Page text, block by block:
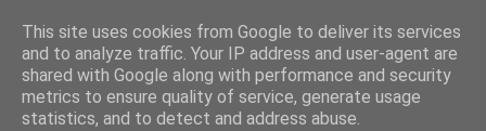
This site uses cookies from Google to deliver its services
and to analyze traffic. Your IP address and user-agent are
shared with Google along with performance and security
metrics to ensure quality of service, generate usage
statistics, and to detect and address abuse.